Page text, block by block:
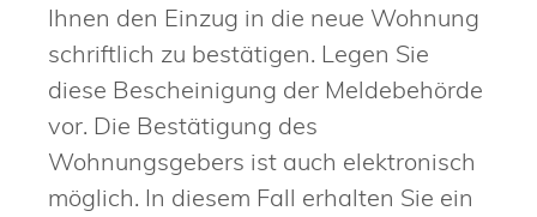
Ihnen den Einzug in die neue Wohnung
schriftlich zu bestätigen. Legen Sie
diese Bescheinigung der Meldebehörde
vor. Die Bestätigung des
Wohnungsgebers ist auch elektronisch
möglich. In diesem Fall erhalten Sie ein